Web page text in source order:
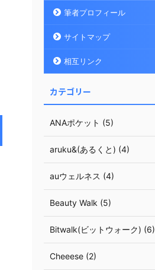
筆者プロフィール
サイトマップ
相互リンク
カテゴリー
ANAポケット (5)
aruku&(あるくと) (4)
auウェルネス (4)
Beauty Walk (5)
Bitwalk(ビットウォーク) (6)
Cheeese (2)